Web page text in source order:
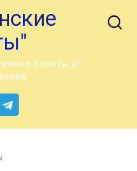
советы от